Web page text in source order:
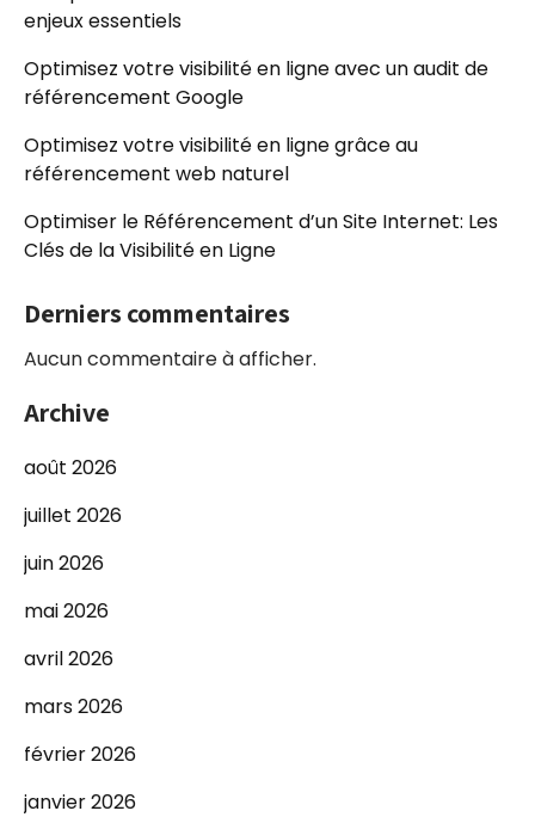
enjeux essentiels
Optimisez votre visibilité en ligne avec un audit de
référencement Google
Optimisez votre visibilité en ligne grâce au
référencement web naturel
Optimiser le Référencement d’un Site Internet: Les
Clés de la Visibilité en Ligne
Derniers commentaires
Aucun commentaire à afficher.
Archive
août 2026
juillet 2026
juin 2026
mai 2026
avril 2026
mars 2026
février 2026
janvier 2026